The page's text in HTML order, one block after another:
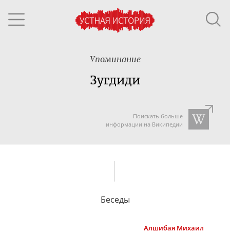
Упоминание
Зугдиди
Поискать больше
информации на Википедии
Беседы
Алшибая Михаил